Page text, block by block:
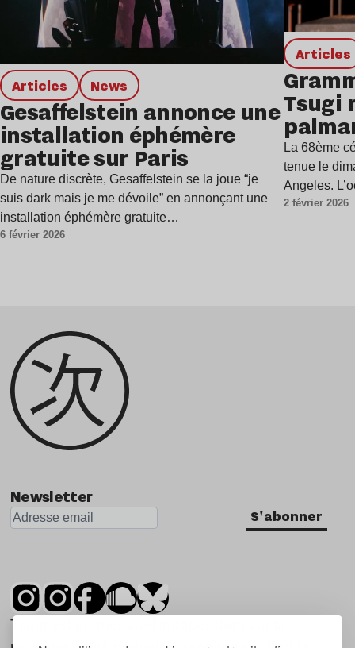
Articles news
Gesaffelstein annonce une
installation éphémère
gratuite sur Paris
De nature discrète, Gesaffelstein se la joue “je
suis dark mais je me dévoile” en annonçant une
installation éphémère gratuite…
6 février 2026
Articles
Tsugi
La 68ème
tenue le
Angeles.
2 février 2026
Newsletter
S'abonner
Tsugi est un mensuel indépendant sur la